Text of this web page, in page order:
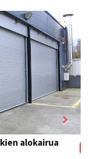
Next